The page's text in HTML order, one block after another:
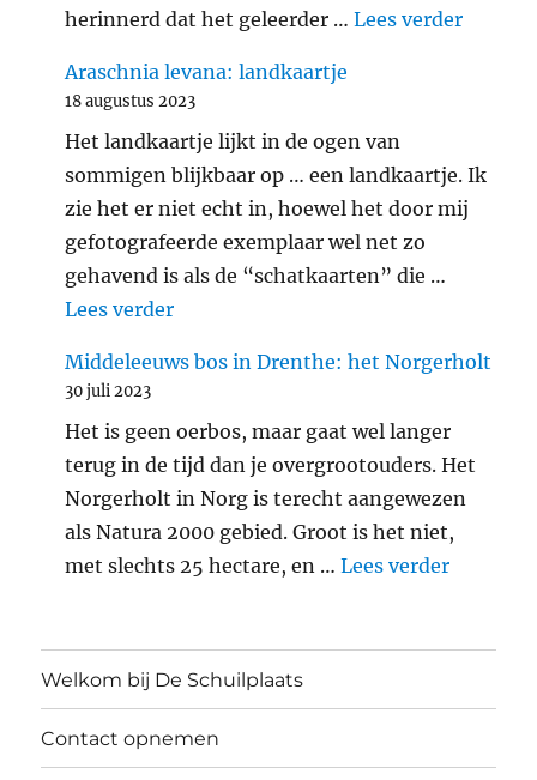
herinnerd dat het geleerder …Lees verder
Araschnia levana: landkaartje
18 augustus 2023
Het landkaartje lijkt in de ogen van
sommigen blijkbaar op … een landkaartje. Ik
zie het er niet echt in, hoewel het door mij
gefotografeerde exemplaar wel net zo
gehavend is als de “schatkaarten” die …
Lees verder"Araschnia levana: landkaartje"
Middeleeuws bos in Drenthe: het Norgerholt
30 juli 2023
Het is geen oerbos, maar gaat wel langer
terug in de tijd dan je overgrootouders. Het
Norgerholt in Norg is terecht aangewezen
als Natura 2000 gebied. Groot is het niet,
met slechts 25 hectare, en …Lees verder
Welkom bij De Schuilplaats
Contact opnemen